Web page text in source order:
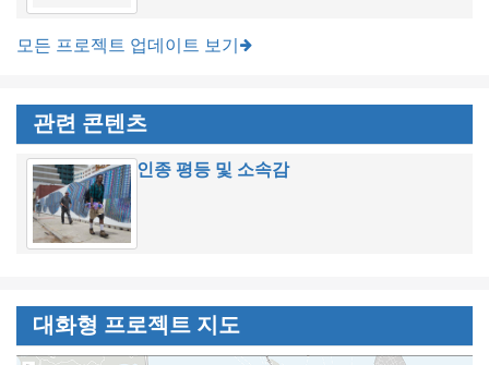
모든 프로젝트 업데이트 보기
관련 콘텐츠
인종 평등 및 소속감
대화형 프로젝트 지도